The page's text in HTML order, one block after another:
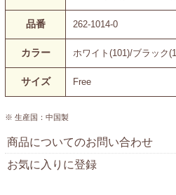
品番 262-1014-0
カラー ホワイト(101)/ブラック
サイズ Free
※ 生産国：中国製
商品についてのお問い合わせ
お気に入りに登録